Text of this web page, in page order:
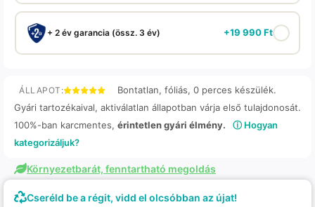
+ 2 év garancia (össz. 3 év) +19 990Ft
ÁLLAPOT:
Bontatlan, fóliás, 0 perces készülék.
Gyári tartozékaival, aktiválatlan állapotban várja első tulajdonosát.
100%-ban karcmentes, érintetlen gyári élmény.
ⓘ Hogyan
kategorizáljuk?
Környezetbarát, fenntartható megoldás
Cseréld be a régit, vidd el olcsóbban az újat!